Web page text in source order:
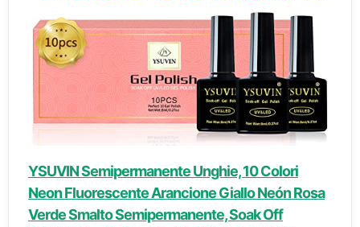
YSUVIN Semipermanente Unghie, 10 Colori
Neon Fluorescente Arancione Giallo Neón Rosa
Verde Smalto Semipermanente, Soak Off